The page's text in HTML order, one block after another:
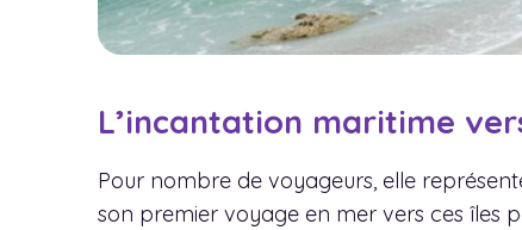
L’incantation maritime
Pour nombre de voyageurs, elle
son premier voyage en mer vers ces îles